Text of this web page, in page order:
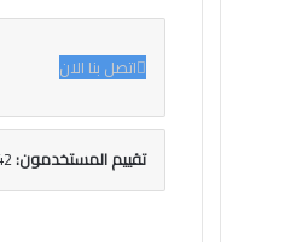
اتصل بنا الان
تقييم المستخدمون: